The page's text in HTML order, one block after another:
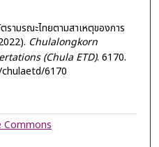
ามรณะไทยตามสาเหตุของการ
Chulalongkorn
(Chula ETD). 6170.
6170
Commons